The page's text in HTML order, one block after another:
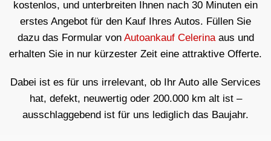
kostenlos, und unterbreiten Ihnen nach 30 Minuten ein
erstes Angebot für den Kauf Ihres Autos. Füllen Sie
dazu das Formular von Autoankauf Celerinaaus und
erhalten Sie in nur kürzester Zeit eine attraktive Offerte.
Dabei ist es für uns irrelevant, ob Ihr Auto alle Services
hat, defekt, neuwertig oder 200.000 km alt ist –
ausschlaggebend ist für uns lediglich das Baujahr.